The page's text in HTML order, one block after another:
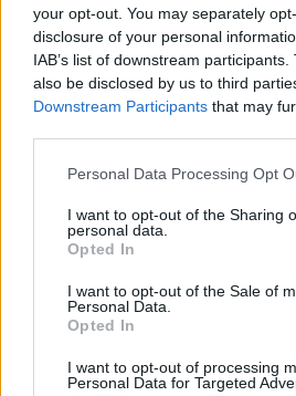
your opt-out. You may separately
disclosure of your personal
IAB’s list of downstream
also be disclosed by us to third
Downstream Participants that may
Please note that this website/app
not limited to your visit or usage
grant or deny consent to Google and
use your data for below specified
consent section.
Personal Data Processing Opt
I want to opt-out of the Sharing
personal data.
Opted In
I want to opt-out of the Sale of
Personal Data.
Opted In
I want to opt-out of processing
Personal Data for Targeted
Meccs Center
Paris Saint-
Felkészülési szezon 4. mérkőzés
Nya Ullevi, Göteborg